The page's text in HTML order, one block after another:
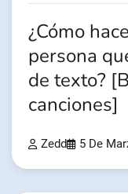
¿Cómo
persona
de texto?
canciones]
Zedd 5 De